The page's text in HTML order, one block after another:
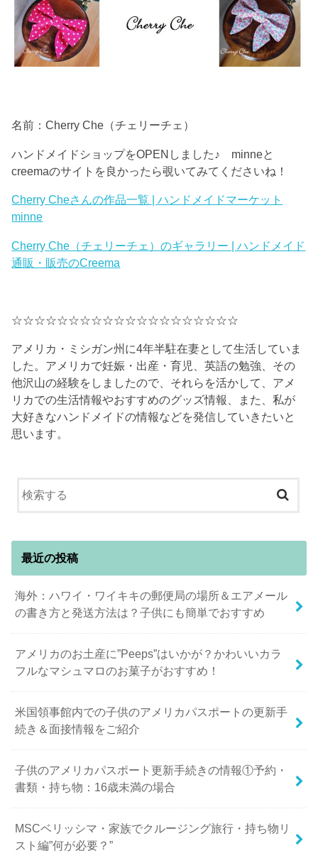
名前：Cherry Che（チェリーチェ）
ハンドメイドショップをOPENしました♪ minneと
creemaのサイトを良かったら覗いてみてくださいね！
Cherry Cheさんの作品一覧 | ハンドメイドマーケット
minne
Cherry Che（チェリーチェ）のギャラリー | ハンドメイド
通販・販売のCreema
☆☆☆☆☆☆☆☆☆☆☆☆☆☆☆☆☆☆☆☆
アメリカ・ミシガン州に4年半駐在妻として生活していま
した。アメリカで妊娠・出産・育児、英語の勉強、その
他沢山の経験をしましたので、それらを活かして、アメ
リカでの生活情報やおすすめのグッズ情報、また、私が
大好きなハンドメイドの情報などを発信していきたいと
思います。
最近の投稿
海外：ハワイ・ワイキキの郵便局の場所＆エアメール
の書き方と発送方法は？子供にも簡単でおすすめ
アメリカのお土産に”Peeps”はいかが？かわいいカラ
フルなマシュマロのお菓子がおすすめ！
米国領事館内での子供のアメリカパスポートの更新手
続き＆面接情報をご紹介
子供のアメリカパスポート更新手続きの情報①予約・
書類・持ち物：16歳未満の場合
MSCベリッシマ・家族でクルージング旅行・持ち物リ
スト編”何が必要？”